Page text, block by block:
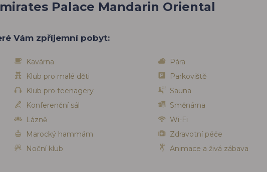
Palace Mandarin Oriental
Vám zpříjemní pobyt:
Kavárna
Klub pro malé děti
Klub pro teenagery
Konferenční sál
Lázně
Marocký hammám
Noční klub
Pára
Parkoviště
Sauna
Směnárna
Wi-Fi
Zdravotní péče
Animace a živá zábava